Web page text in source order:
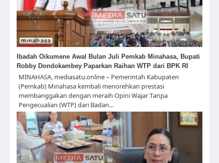
Ibadah Oikumene Awal Bulan Juli Pemkab Minahasa, Bupati
Robby Dondokambey Paparkan Raihan WTP dari BPK RI
MINAHASA, mediasatu.online – Pemerintah Kabupaten
(Pemkab) Minahasa kembali menorehkan prestasi
membanggakan dengan meraih Opini Wajar Tanpa
Pengecualian (WTP) dari Badan…